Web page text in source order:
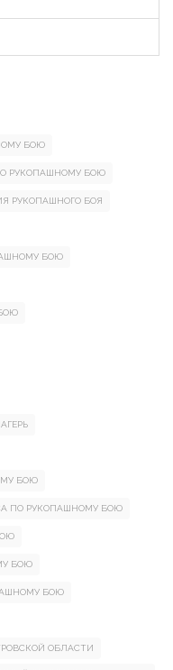
БОЮ
РУКОПАШНОМУ БОЮ
РУКОПАШНОГО БОЯ
БОЮ
БОЮ
ПО РУКОПАШНОМУ БОЮ
БОЮ
БОЮ
ОБЛАСТИ